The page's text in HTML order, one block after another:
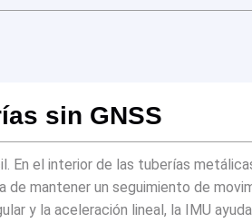
sin GNSS
En el interior de las tuberías
mantener un seguimiento de
y la aceleración lineal, la IMU